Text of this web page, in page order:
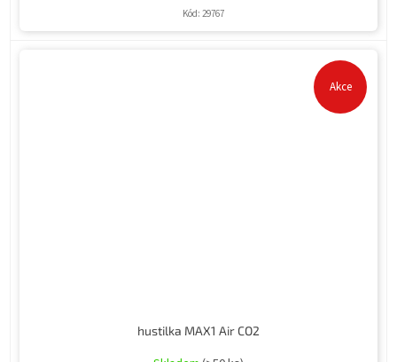
Kód: 29767
Akce
hustilka MAX1 Air CO2